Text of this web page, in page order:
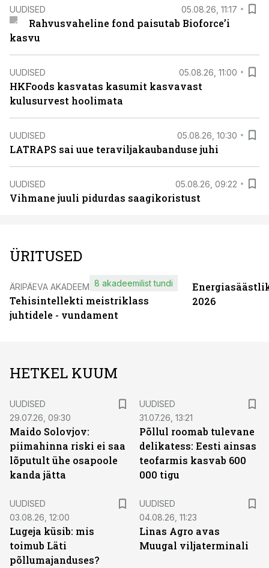
UUDISED 05.08.26, 11:17
Rahvusvaheline fond paisutab Bioforce’i
kasvu
UUDISED 05.08.26, 11:00
HKFoods kasvatas kasumit kasvavast
kulusurvest hoolimata
UUDISED 05.08.26, 10:30
LATRAPS sai uue teraviljakaubanduse juhi
UUDISED 05.08.26, 09:22
Vihmane juuli pidurdas saagikoristust
ÜRITUSED
ÄRIPÄEVA AKADEEMIA
Tehisintellekti meistriklass
juhtidele - vundament
8 akadeemilist tundi
2026
HETKEL KUUM
UUDISED
29.07.26, 09:30
Maido Solovjov:
piimahinna riski ei saa
lõputult ühe osapoole
kanda jätta
UUDISED
31.07.26, 13:21
Põllul roomab tulevane
delikatess: Eesti ainsas
teofarmis kasvab 600
000 tigu
UUDISED
03.08.26, 12:00
Lugeja küsib: mis
toimub Läti
põllumajanduses?
UUDISED
04.08.26, 11:23
Linas Agro avas
Muugal viljaterminali